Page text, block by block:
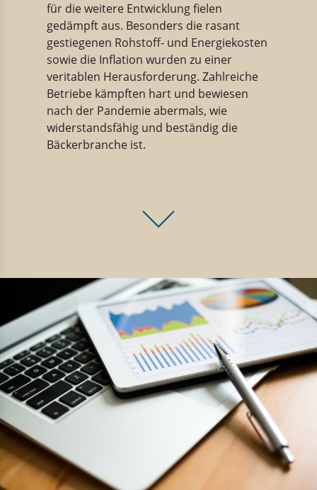
für die weitere Entwicklung fielen
gedämpft aus. Besonders die rasant
gestiegenen Rohstoff- und Energiekosten
sowie die Inflation wurden zu einer
veritablen Herausforderung. Zahlreiche
Betriebe kämpften hart und bewiesen
nach der Pandemie abermals, wie
widerstandsfähig und beständig die
Bäckerbranche ist.